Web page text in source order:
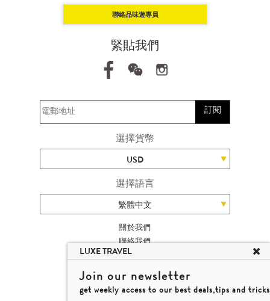
聯絡品味遊專員
緊貼我們
訂閱
選擇貨幣
USD
選擇語言
繁體中文
關於我們
聯絡我們
加入我們
旅遊網站地圖
楊廸深品味遊
LUXE TRAVEL
Join our newsletter
get weekly access to our best deals,tips and tricks